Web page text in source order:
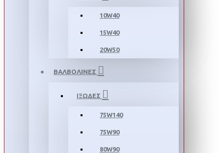
10W40
15W40
20W50
ΒΑΛΒΟΛΙΝΕΣ
ΙΞΩΔΕΣ
75W140
75W90
80W90